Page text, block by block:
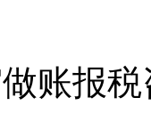
账报税